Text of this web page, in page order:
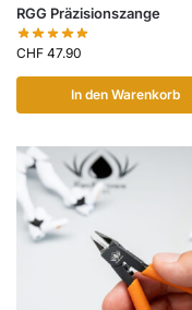
RGG Präzisionszange
CHF 47.90
In den Warenkorb